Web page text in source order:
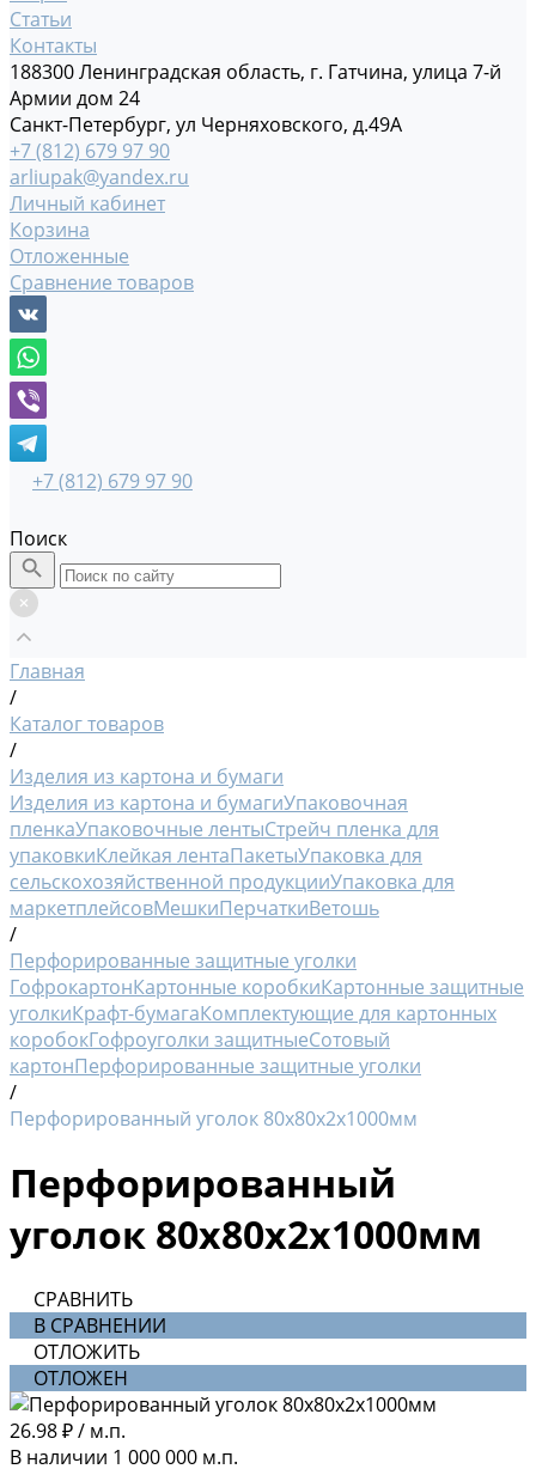
Статьи
Контакты
188300 Ленинградская область, г. Гатчина, улица 7-й
Армии дом 24
Санкт-Петербург, ул Черняховского, д.49А
+7 (812) 679 97 90
arliupak@yandex.ru
Личный кабинет
Корзина
Отложенные
Сравнение товаров
+7 (812) 679 97 90
Поиск
Главная
/
Каталог товаров
/
Изделия из картона и бумаги
Изделия из картона и бумагиУпаковочная
пленкаУпаковочные лентыСтрейч пленка для
упаковкиКлейкая лентаПакетыУпаковка для
сельскохозяйственной продукцииУпаковка для
маркетплейсовМешкиПерчаткиВетошь
/
Перфорированные защитные уголки
ГофрокартонКартонные коробкиКартонные защитные
уголкиКрафт-бумагаКомплектующие для картонных
коробокГофроуголки защитныеСотовый
картонПерфорированные защитные уголки
/
Перфорированный уголок 80х80х2х1000мм
Перфорированный
уголок 80х80х2х1000мм
СРАВНИТЬ
В СРАВНЕНИИ
ОТЛОЖИТЬ
ОТЛОЖЕН
26.98 ₽/ м.п.
В наличии 1 000 000 м.п.